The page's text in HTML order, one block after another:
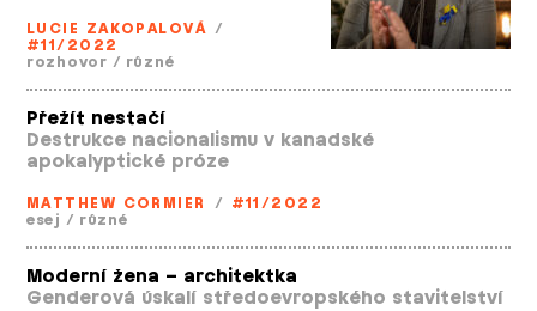
LUCIE ZAKOPALOVÁ /
#11/2022
rozhovor / různé
Přežít nestačí
Destrukce nacionalismu v kanadské
apokalyptické próze
MATTHEW CORMIER / #11/2022
esej / různé
Moderní žena – architektka
Genderová úskalí středoevropského stavitelství